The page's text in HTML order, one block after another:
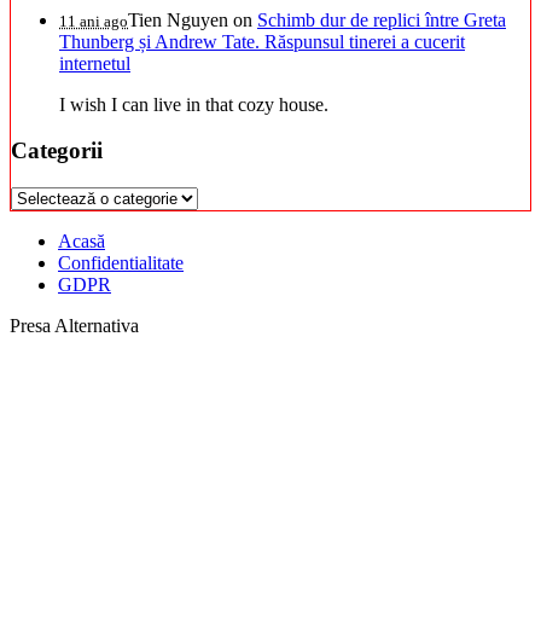
11 ani agoTien Nguyen on Schimb dur de replici între Greta
Thunberg și Andrew Tate. Răspunsul tinerei a cucerit
internetul
I wish I can live in that cozy house.
Categorii
Categorii
Acasă
Confidentialitate
GDPR
Presa Alternativa